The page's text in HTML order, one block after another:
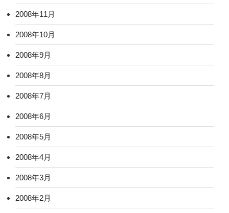
2008年11月
2008年10月
2008年9月
2008年8月
2008年7月
2008年6月
2008年5月
2008年4月
2008年3月
2008年2月